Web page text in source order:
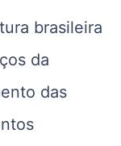
brasileira
da
das